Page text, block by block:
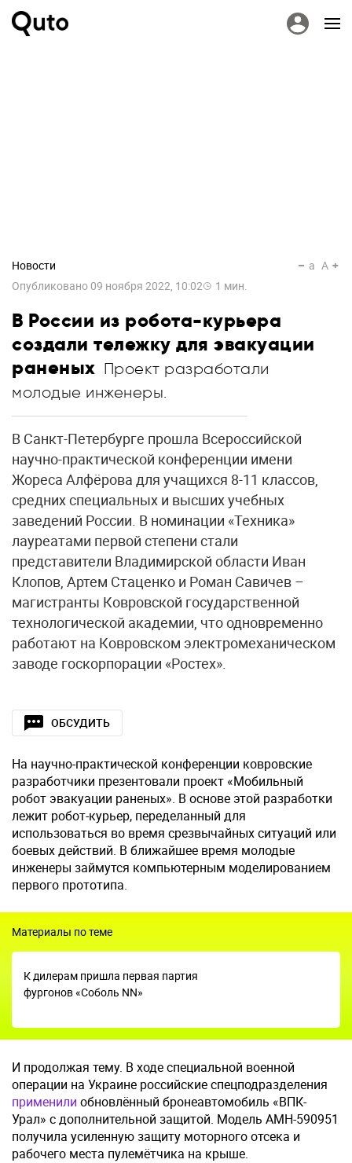
Новости
Опубликовано 09 ноября 2022, 10:02 1 мин.
a A
В России из робота-курьера
создали тележку для эвакуации
раненых Проект разработали
молодые инженеры.
В Санкт-Петербурге прошла Всероссийской
научно-практической конференции имени
Жореса Алфёрова для учащихся 8-11 классов,
средних специальных и высших учебных
заведений России. В номинации «Техника»
лауреатами первой степени стали
представители Владимирской области Иван
Клопов, Артем Стаценко и Роман Савичев –
магистранты Ковровской государственной
технологической академии, что одновременно
работают на Ковровском электромеханическом
заводе госкорпорации «Ростех».
ОБСУДИТЬ
На научно-практической конференции ковровские
разработчики презентовали проект «Мобильный
робот эвакуации раненых». В основе этой разработки
лежит робот-курьер, переделанный для
использоваться во время срезвычайных ситуаций или
боевых действий. В ближайшее время молодые
инженеры займутся компьютерным моделированием
первого прототипа.
Материалы по теме
К дилерам пришла первая партия
фургонов «Соболь NN»
И продолжая тему. В ходе специальной военной
операции на Украине российские спецподразделения
применили обновлённый бронеавтомобиль «ВПК-
Урал» с дополнительной защитой. Модель АМН-590951
получила усиленную защиту моторного отсека и
рабочего места пулемётчика на крыше.